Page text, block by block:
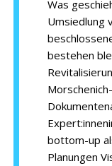
Was
Umsiedlung
bestehen
bottom-up
Planungen